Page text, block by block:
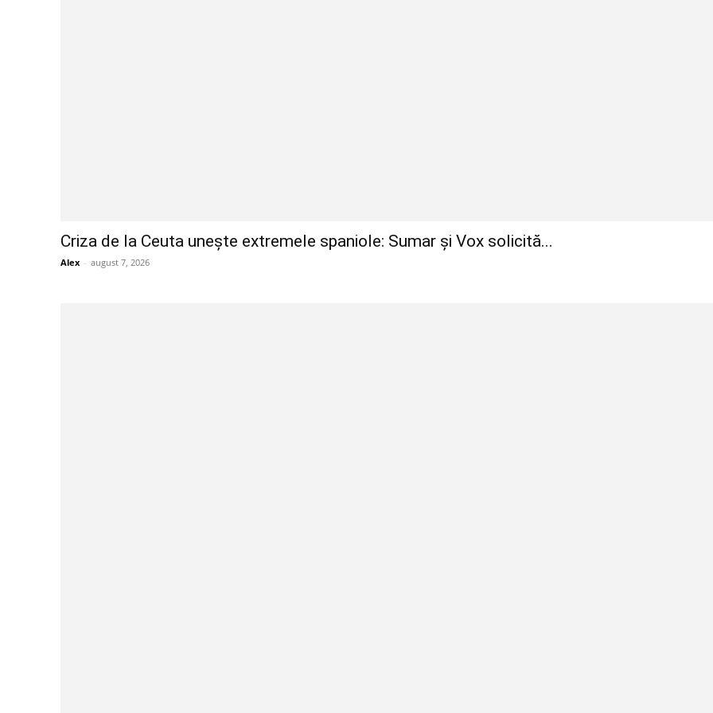
Criza de la Ceuta unește extremele spaniole: Sumar și Vox solicită...
Alex - august 7, 2026